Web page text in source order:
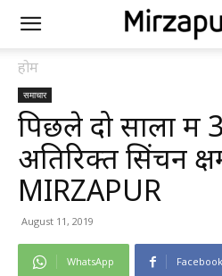
होम
समाचार
पिछले दो सालों में
अतिरिक्त सिंचन
MIRZAPUR
August 11, 2019
WhatsApp Facebook